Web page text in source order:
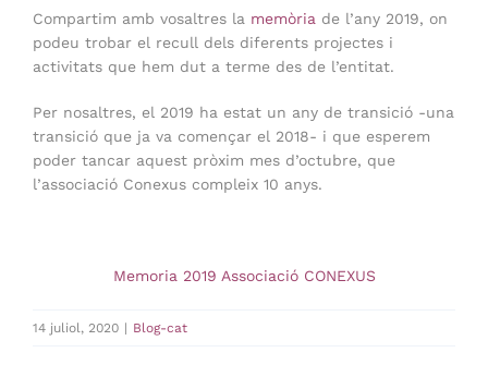
Compartim amb vosaltres la memòria de l’any 2019, on
podeu trobar el recull dels diferents projectes i
activitats que hem dut a terme des de l’entitat.
Per nosaltres, el 2019 ha estat un any de transició -una
transició que ja va començar el 2018- i que esperem
poder tancar aquest pròxim mes d’octubre, que
l’associació Conexus compleix 10 anys.
Memoria 2019 Associació CONEXUS
14 juliol, 2020 | Blog-cat